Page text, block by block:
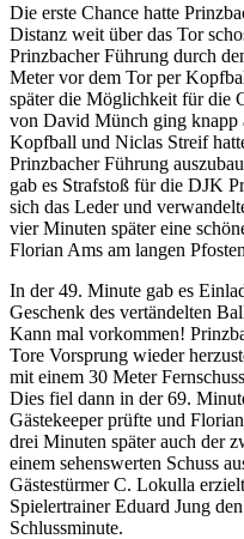
Die erste Chance hatte
Distanz weit über das Tor
Prinzbacher Führung durch
Meter vor dem Tor per
später die Möglichkeit für die
von David Münch ging knapp
Kopfball und Niclas Streif
Prinzbacher Führung
gab es Strafstoß für die DJK
sich das Leder und
vier Minuten später eine
Florian Ams am langen
In der 49. Minute gab es
Geschenk des vertändelten
Kann mal vorkommen!
Tore Vorsprung wieder
mit einem 30 Meter
Dies fiel dann in der 69.
Gästekeeper prüfte und
drei Minuten später auch der
einem sehenswerten Schuss
Gästestürmer C. Lokulla
Spielertrainer Eduard Jung
Schlussminute.